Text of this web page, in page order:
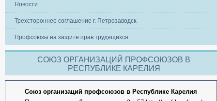
Новости
Трехстороннее соглашение г. Петрозаводск.
Профсоюзы на защите прав трудящихся.
СОЮЗ ОРГАНИЗАЦИЙ ПРОФСОЮЗОВ В
РЕСПУБЛИКЕ КАРЕЛИЯ
Союз организаций профсоюзов в Республике Карелия